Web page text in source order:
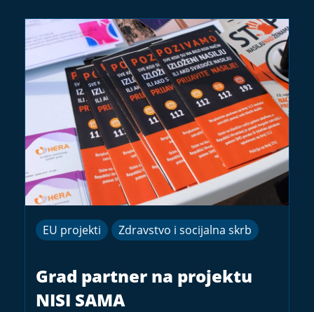
EU projekti Zdravstvo i socijalna skrb
Grad partner na projektu
NISI SAMA